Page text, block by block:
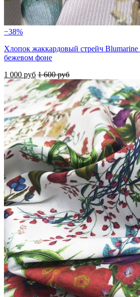
−38%
Хлопок жаккардовый стрейч Blumarine
бежевом фоне
1 000 руб 1 600 руб